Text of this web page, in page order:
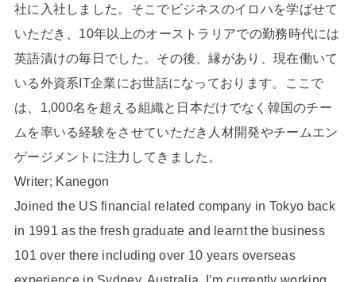
社に入社しました。そこでビジネスのイロハを学ばせて
いただき、10年以上のオーストラリアでの勤務時代には
英語漬けの毎日でした。その後、縁があり、現在働いて
いる外資系IT企業にお世話になっております。ここで
は、1,000名を超える組織と日本だけでなく韓国のチー
ムを率いる経験をさせていただき人材開発やチームエン
ゲージメントに注力してきました。
Writer; Kanegon
Joined the US financial related company in Tokyo back
in 1991 as the fresh graduate and learnt the business
101 over there including over 10 years overseas